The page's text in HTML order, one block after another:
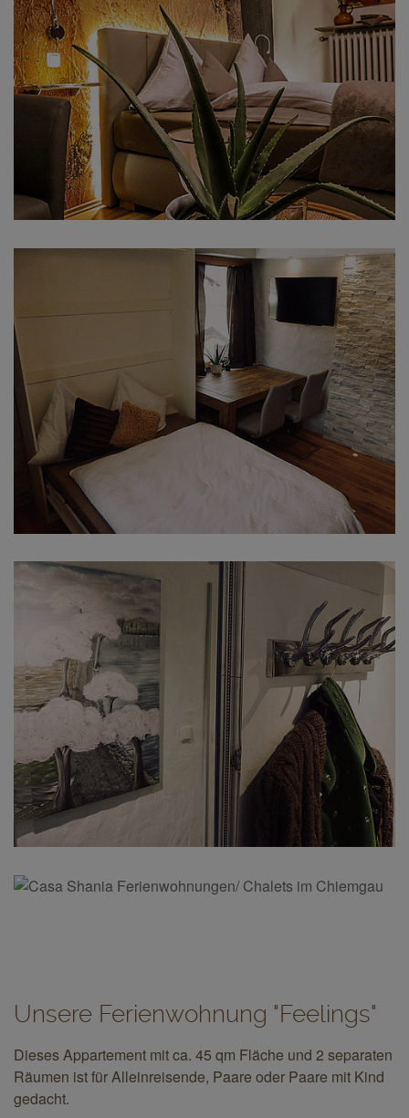
Unsere Ferienwohnung "Feelings"
Dieses Appartement mit ca. 45 qm Fläche und 2 separaten
Räumen ist für Alleinreisende, Paare oder Paare mit Kind
gedacht.